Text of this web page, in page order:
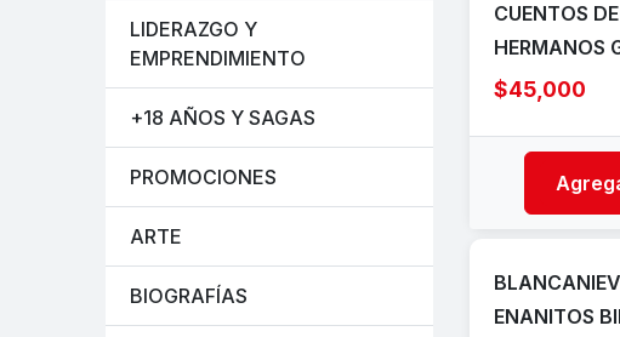
LIDERAZGO Y
EMPRENDIMIENTO
+18 AÑOS Y SAGAS
PROMOCIONES
ARTE
BIOGRAFÍAS
CUENTOS
HERMANOS
$45,000
ENANITOS